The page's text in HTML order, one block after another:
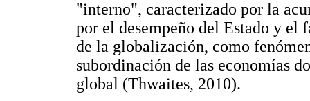
"interno", caracterizado por la
por el desempeño del Estado y
de la globalización, como
subordinación de las economías
global (Thwaites, 2010).